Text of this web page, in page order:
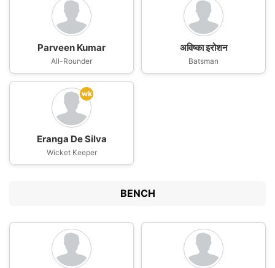
Parveen Kumar
All-Rounder
अविष्का इरोशन
Batsman
wk
Eranga De Silva
Wicket Keeper
BENCH